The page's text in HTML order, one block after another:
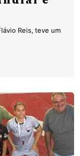
Reis, teve um